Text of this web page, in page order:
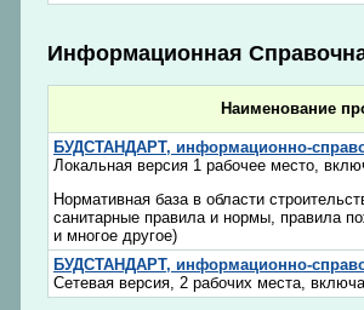
Информационная
Наименование
БУДСТАНДАРТ, информационно-
Локальная версия 1 рабочее место,
Нормативная база в области
санитарные правила и нормы, правила
и многое другое)
БУДСТАНДАРТ, информационно-
Сетевая версия, 2 рабочих места,